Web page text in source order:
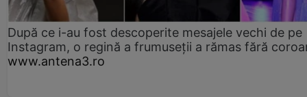
După ce i-au fost descoperite mesajele vechi de pe
Instagram, o regină a frumuseții a rămas fără
www.antena3.ro